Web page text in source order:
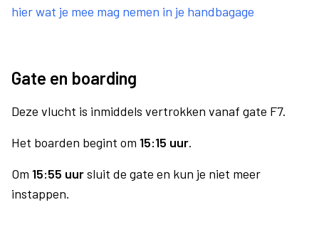
hier wat je mee mag nemen in je handbagage
Gate en boarding
Deze vlucht is inmiddels vertrokken vanaf gate F7.
Het boarden begint om 15:15 uur.
Om 15:55 uursluit de gate en kun je niet meer
instappen.